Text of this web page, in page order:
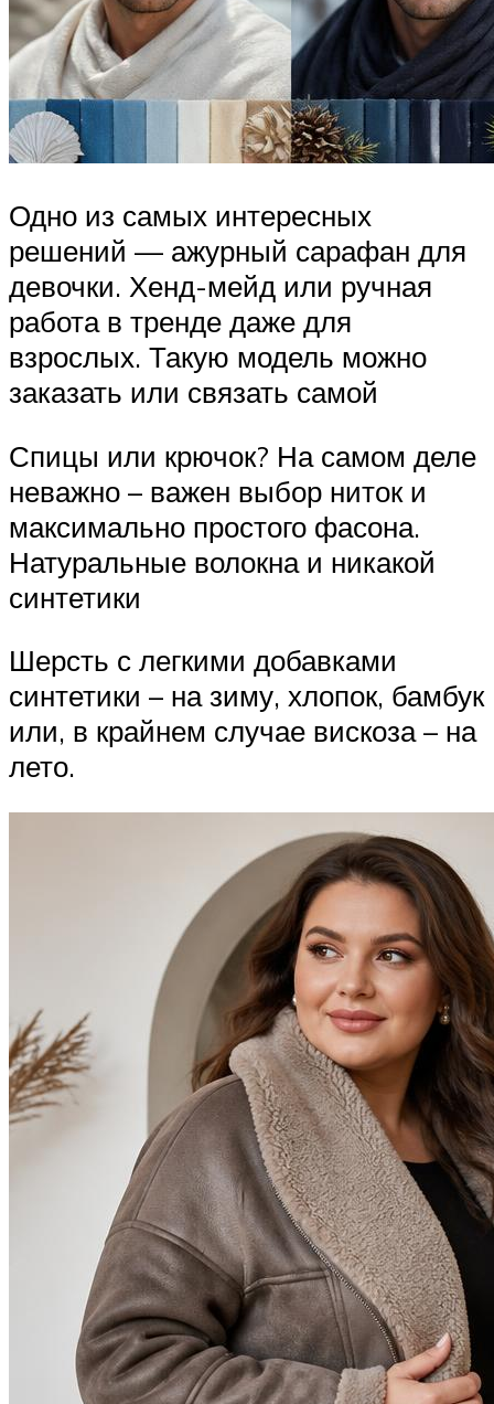
Одно из самых интересных
решений — ажурный сарафан для
девочки. Хенд-мейд или ручная
работа в тренде даже для
взрослых. Такую модель можно
заказать или связать самой
Спицы или крючок? На самом деле
неважно – важен выбор ниток и
максимально простого фасона.
Натуральные волокна и никакой
синтетики
Шерсть с легкими добавками
синтетики – на зиму, хлопок, бамбук
или, в крайнем случае вискоза – на
лето.